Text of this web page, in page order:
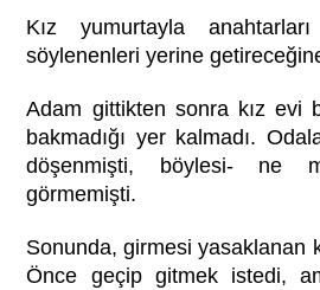
Kız yumurtayla
söylenenleri yerine
Adam gittikten sonra kız evi
bakmadığı yer kalmadı.
döşenmişti, böylesi- ne
görmemişti.
Sonunda, girmesi yasaklanan
Önce geçip gitmek istedi,